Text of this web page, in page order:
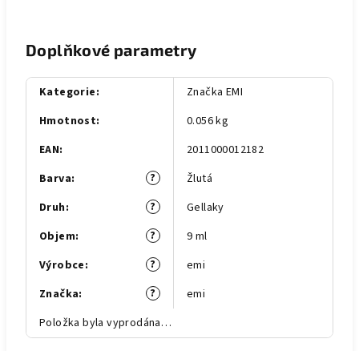
Doplňkové parametry
Kategorie:
Značka EMI
Hmotnost:
0.056 kg
EAN:
2011000012182
?
Barva:
Žlutá
?
Druh:
Gellaky
?
Objem:
9 ml
?
Výrobce:
emi
?
Značka:
emi
Položka byla vyprodána…